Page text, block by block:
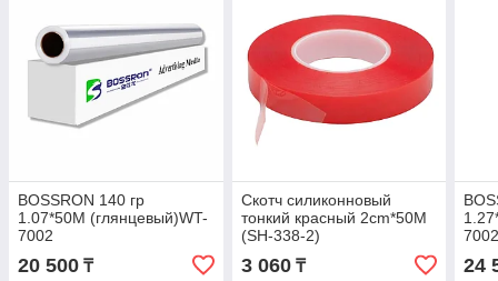
BOSSRON 140 гр
1.07*50M (глянцевый)WT-
7002
20 500 ₸
Скотч силиконновый
тонкий красный 2cm*50M
(SH-338-2)
3 060₸ 24